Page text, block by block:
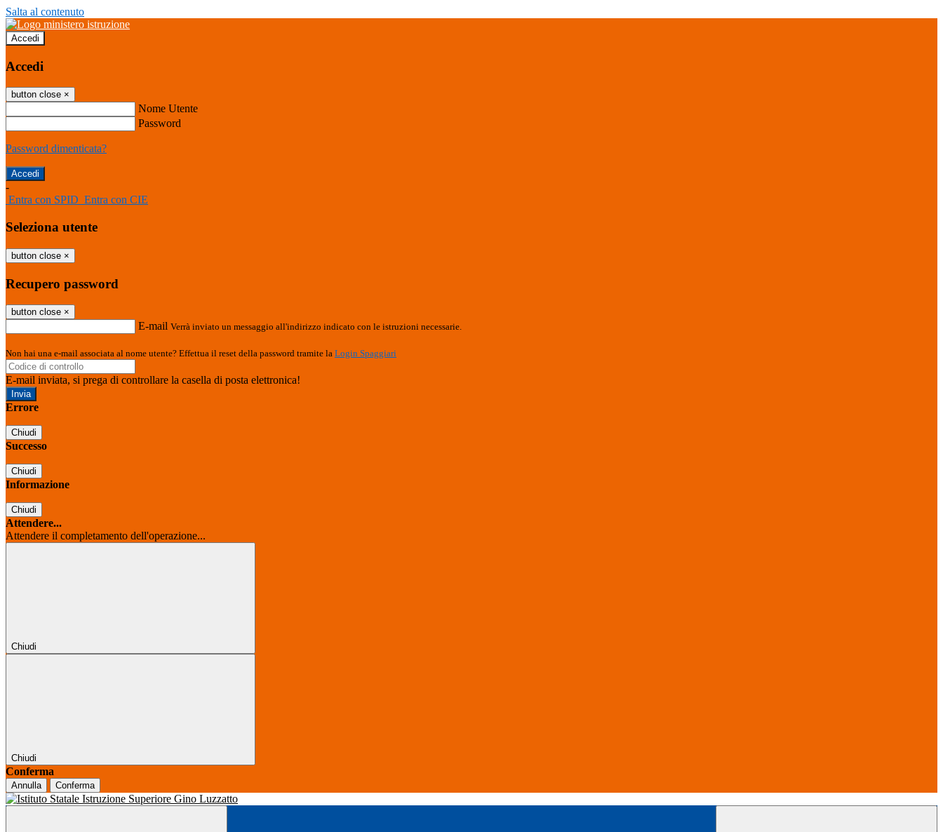
Salta al contenuto
Accedi
Accedi
button close ×
Nome Utente
Password
Password dimenticata?
-
Entra con SPID Entra con CIE
Seleziona utente
button close ×
Recupero password
button close ×
E-mail Verrà inviato un messaggio all'indirizzo indicato con le istruzioni necessarie.
Non hai una e-mail associata al nome utente? Effettua il reset della password tramite la Login Spaggiari
E-mail inviata, si prega di controllare la casella di posta elettronica!
Errore
Chiudi
Successo
Chiudi
Informazione
Chiudi
Attendere...
Attendere il completamento dell'operazione...
Chiudi
Chiudi
Conferma
Annulla Conferma